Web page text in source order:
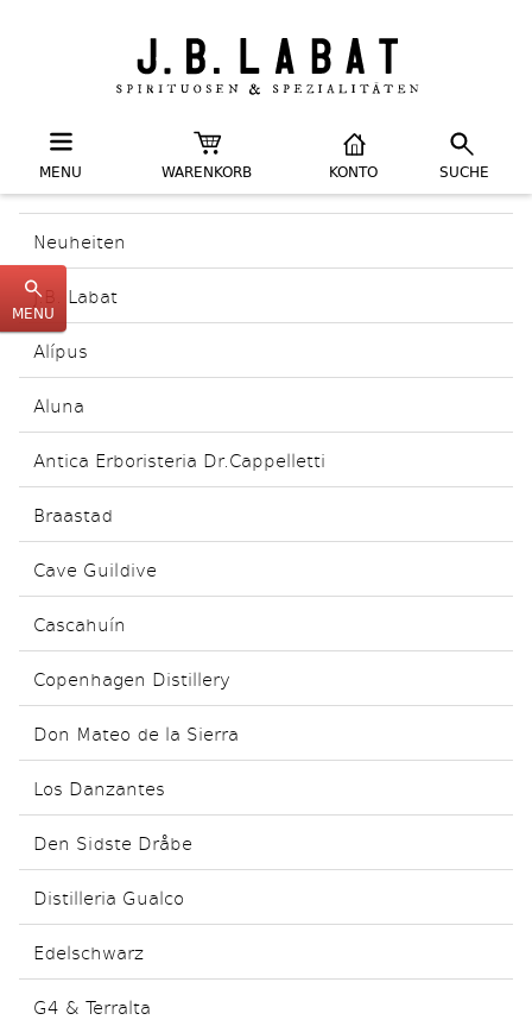
MENU WARENKORB KONTO SUCHE
Neuheiten
J.B. Labat
Alípus
Aluna
Antica Erboristeria Dr.Cappelletti
Braastad
Cave Guildive
Cascahuín
Copenhagen Distillery
Don Mateo de la Sierra
Los Danzantes
Den Sidste Dråbe
Distilleria Gualco
Edelschwarz
G4 & Terralta
MENU